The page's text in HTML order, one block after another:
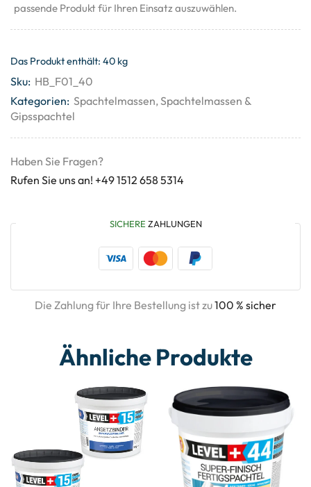
passende Produkt für Ihren Einsatz auszuwählen.
Das Produkt enthält: 40 kg
Sku: HB_F01_40
Kategorien: Spachtelmassen,Spachtelmassen &
Gipsspachtel
Haben Sie Fragen?
Rufen Sie uns an! +49 1512 658 5314
SICHERE ZAHLUNGEN
Die Zahlung für Ihre Bestellung ist zu100 % sicher
Ähnliche Produkte